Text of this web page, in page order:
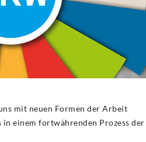
mit neuen Formen der Arbeit
einem fortwährenden Prozess der